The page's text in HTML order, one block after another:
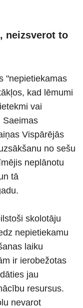
neizsverot to
"nepietiekamas
kad lēmumi
vai
Saeimas
Vispārējās
no sešu
neplānotu
tā
skolotāju
nepietiekamu
laiku
ir ierobežotas
jau
resursus.
nevarot